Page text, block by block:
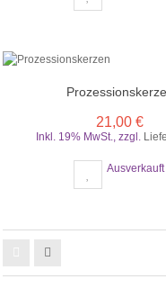
21,00 €
Inkl. 19% MwSt.,zzgl.
Ausverkauft